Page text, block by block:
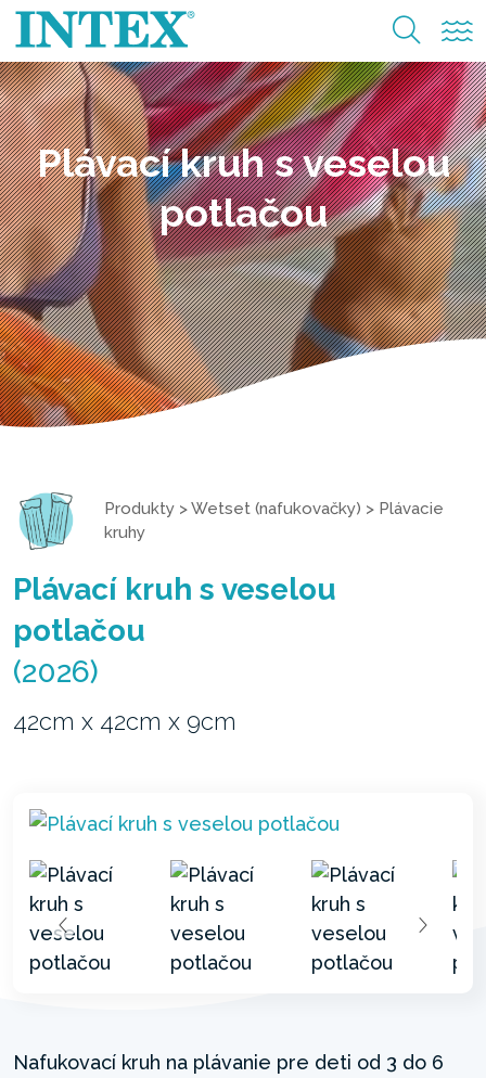
Plávací kruh s veselou
potlačou
Produkty >Wetset (nafukovačky) > Plávacie
kruhy
Plávací kruh s veselou
potlačou
(2026)
42cm x 42cm x 9cm
Nafukovací kruh na plávanie pre deti od 3 do 6